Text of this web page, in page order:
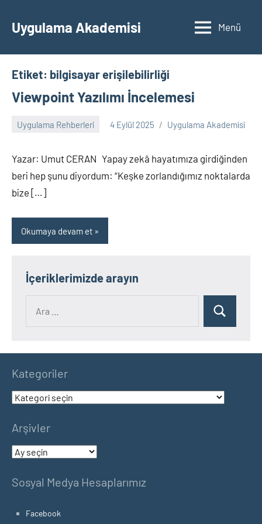
geçUygulama Akademisi Menü
Etiket: bilgisayar erişilebilirliği
Viewpoint Yazılımı İncelemesi
Uygulama Rehberleri 4 Eylül 2025 Uygulama Akademisi
Yorum
Yazar: Umut CERAN Yapay zekâ hayatımıza girdiğinden
beri hep şunu diyordum: “Keşke zorlandığımız noktalarda
bize […]
Okumaya devam et
İçeriklerimizde arayın
Ara
Kategoriler
Kategoriler
Arşivler
Arşivler
Sosyal Medya Hesaplarımız
Facebook